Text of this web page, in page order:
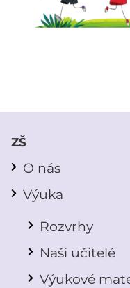
ZŠ
O nás
Výuka
Rozvrhy
Naši učitelé
Výukové